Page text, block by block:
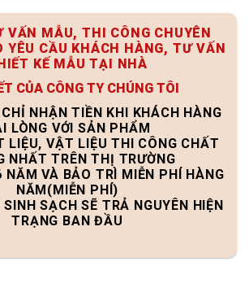
VẤN MẪU, THI CÔNG CHUYÊN
YÊU CẦU KHÁCH HÀNG, TƯ VẤN
KẾ MẪU TẠI NHÀ
CỦA CÔNG TY CHÚNG TÔI
NHẬN TIỀN KHI KHÁCH HÀNG
LÒNG VỚI SẢN PHẨM
LIỆU, VẬT LIỆU THI CÔNG CHẤT
NHẤT TRÊN THỊ TRƯỜNG
NĂM VÀ BẢO TRÌ MIỄN PHÍ HÀNG
NĂM(MIỄN PHÍ)
SẠCH SẼ TRẢ NGUYÊN HIỆN
TRẠNG BAN ĐẦU